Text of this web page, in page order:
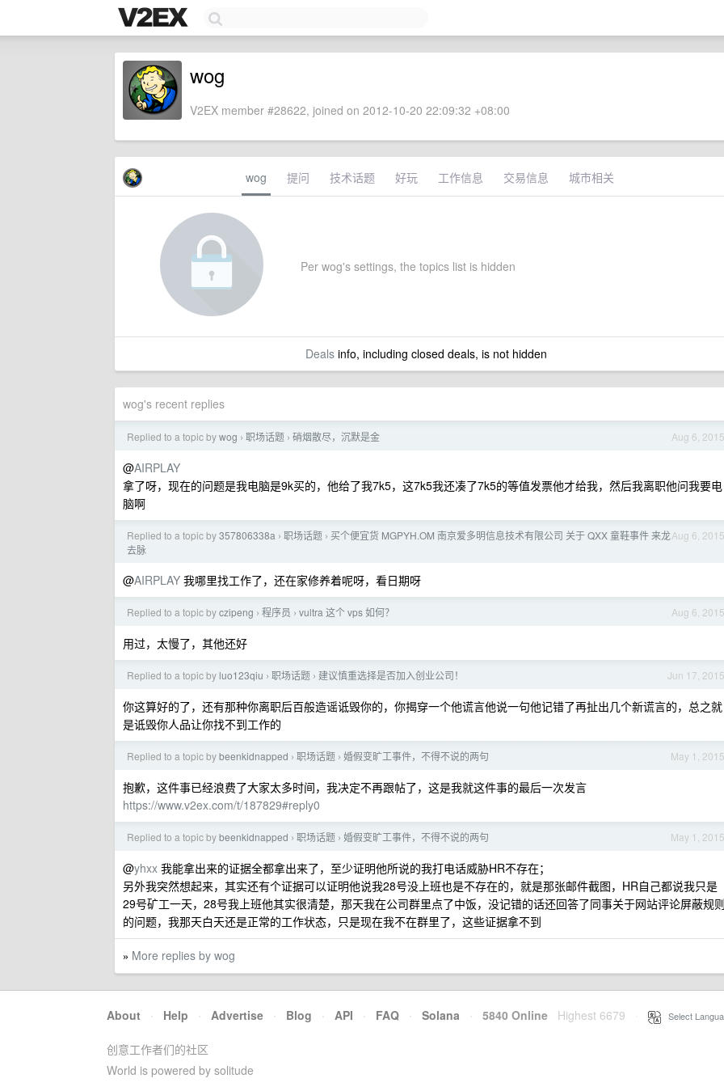
wog
V2EX member #28622, joined on 2012-10-20 22:09:32 +08:00
wog 提问 技术话题 好玩 工作信息 交易信息 城市相关
Per wog's settings, the topics list is hidden
Dealsinfo, including closed deals, is not hidden
wog's recent replies
Aug 6, 2015
Replied to a topic bywog › 职场话题 › 硝烟散尽，沉默是金
@AIRPLAY
拿了呀，现在的问题是我电脑是9k买的，他给了我7k5，这7k5我还凑了7k5的等值发票他才给我，然后我离职他问我要电
脑啊
Aug 6, 2015
Replied to a topic by357806338a › 职场话题 › 买个便宜货 MGPYH.OM 南京爱多明信息技术有限公司 关于 QXX 童鞋事件 来龙
去脉
@AIRPLAY 我哪里找工作了，还在家修养着呢呀，看日期呀
Aug 6, 2015
Replied to a topic byczipeng › 程序员 › vultra 这个 vps 如何？
用过，太慢了，其他还好
Jun 17, 2015
Replied to a topic by luo123qiu › 职场话题 › 建议慎重选择是否加入创业公司！
你这算好的了，还有那种你离职后百般造谣诋毁你的，你揭穿一个他谎言他说一句他记错了再扯出几个新谎言的，总之就
是诋毁你人品让你找不到工作的
May 1, 2015
Replied to a topic bybeenkidnapped › 职场话题 › 婚假变旷工事件，不得不说的两句
抱歉，这件事已经浪费了大家太多时间，我决定不再跟帖了，这是我就这件事的最后一次发言
https://www.v2ex.com/t/187829#reply0
May 1, 2015
Replied to a topic bybeenkidnapped › 职场话题 › 婚假变旷工事件，不得不说的两句
@yhxx 我能拿出来的证据全都拿出来了，至少证明他所说的我打电话威胁HR不存在；
另外我突然想起来，其实还有个证据可以证明他说我28号没上班也是不存在的，就是那张邮件截图，HR自己都说我只是
29号矿工一天，28号我上班他其实很清楚，那天我在公司群里点了中饭，没记错的话还回答了同事关于网站评论屏蔽规则
的问题，我那天白天还是正常的工作状态，只是现在我不在群里了，这些证据拿不到
» More replies by wog
About · Help · Advertise · Blog · API · FAQ · Solana · 5840 Online Highest 6679 Select
创意工作者们的社区
World is powered by solitude